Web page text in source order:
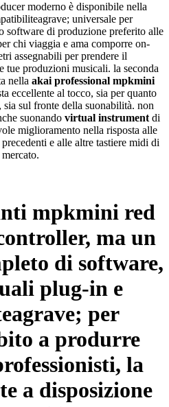
moderno è disponibile nella
universale per
software di produzione preferito alle
chi viaggia e ama comporre on-
assegnabili per prendere il
tue produzioni musicali. la seconda
nella akai professional mpkmini
eccellente al tocco, sia per quanto
sul fronte della suonabilità. non
suonando virtual instrumentdi
miglioramento nella risposta alle
e alle altre tastiere midi di
mpkmini red
, ma un
di software,
plug-in e
per
a produrre
la
a disposizione